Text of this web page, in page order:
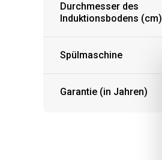
Durchmesser des
Induktionsbodens (cm)
Spülmaschine
Garantie (in Jahren)